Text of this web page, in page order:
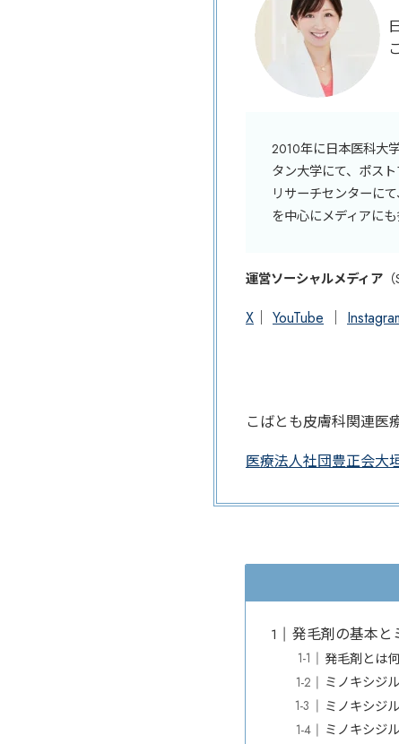
2010年に日本医科大
タン大学にて、ポス
リサーチセンターに
を中心にメディアに
運営ソーシャルメディア
X YouTube
こばとも皮膚科関連医
医療法人社団豊正会大
発毛剤の基本と
発毛剤とは
ミノキシジ
ミノキシジ
ミノキシジ